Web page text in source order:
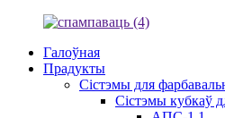
Галоўная
Прадукты
Сістэмы для
Сістэмы кубкаў